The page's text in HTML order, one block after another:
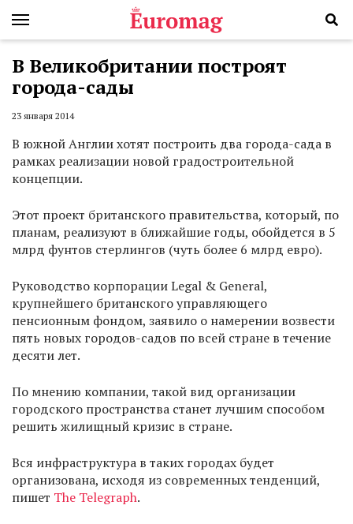
В Великобритании построят
города-сады
23 января 2014
В южной Англии хотят построить два города-сада в
рамках реализации новой градостроительной
концепции.
Этот проект британского правительства, который, по
планам, реализуют в ближайшие годы, обойдется в 5
млрд фунтов стерлингов (чуть более 6 млрд евро).
Руководство корпорации Legal & General,
крупнейшего британского управляющего
пенсионным фондом, заявило о намерении возвести
пять новых городов-садов по всей стране в течение
десяти лет.
По мнению компании, такой вид организации
городского пространства станет лучшим способом
решить жилищный кризис в стране.
Вся инфраструктура в таких городах будет
организована, исходя из современных тенденций,
пишет The Telegraph.